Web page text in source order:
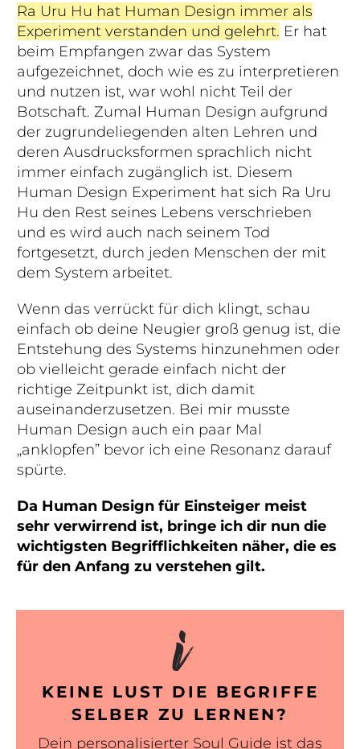
Ra Uru Hu hat Human Design immer als
Experiment verstanden und gelehrt. Er hat
beim Empfangen zwar das System
aufgezeichnet, doch wie es zu interpretieren
und nutzen ist, war wohl nicht Teil der
Botschaft. Zumal Human Design aufgrund
der zugrundeliegenden alten Lehren und
deren Ausdrucksformen sprachlich nicht
immer einfach zugänglich ist. Diesem
Human Design Experiment hat sich Ra Uru
Hu den Rest seines Lebens verschrieben
und es wird auch nach seinem Tod
fortgesetzt, durch jeden Menschen der mit
dem System arbeitet.
Wenn das verrückt für dich klingt, schau
einfach ob deine Neugier groß genug ist, die
Entstehung des Systems hinzunehmen oder
ob vielleicht gerade einfach nicht der
richtige Zeitpunkt ist, dich damit
auseinanderzusetzen. Bei mir musste
Human Design auch ein paar Mal
„anklopfen” bevor ich eine Resonanz darauf
spürte.
Da Human Design für Einsteiger meist
sehr verwirrend ist, bringe ich dir nun die
wichtigsten Begrifflichkeiten näher, die es
für den Anfang zu verstehen gilt.
i
KEINE LUST DIE BEGRIFFE
SELBER ZU LERNEN?
Dein personalisierter Soul Guide ist das